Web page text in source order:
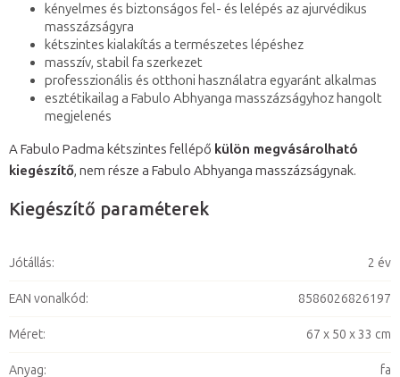
kényelmes és biztonságos fel- és lelépés az ajurvédikus
masszázságyra
kétszintes kialakítás a természetes lépéshez
masszív, stabil fa szerkezet
professzionális és otthoni használatra egyaránt alkalmas
esztétikailag a Fabulo Abhyanga masszázságyhoz hangolt
megjelenés
A Fabulo Padma kétszintes fellépő külön megvásárolható
kiegészítő, nem része a Fabulo Abhyanga masszázságynak.
Kiegészítő paraméterek
Jótállás: 2 év
EAN vonalkód: 8586026826197
Méret: 67 x 50 x 33 cm
Anyag: fa